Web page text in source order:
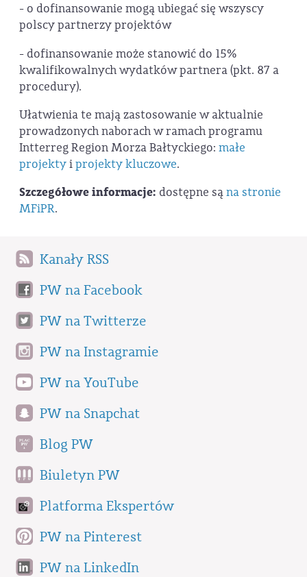
- o dofinansowanie mogą ubiegać się wszyscy
polscy partnerzy projektów
- dofinansowanie może stanowić do 15%
kwalifikowalnych wydatków partnera (pkt. 87 a
procedury).
Ułatwienia te mają zastosowanie w aktualnie
prowadzonych naborach w ramach programu
Intterreg Region Morza Bałtyckiego: małe
projektyiprojekty kluczowe.
Szczegółowe informacje: dostępne sąna stronie
MFiPR.
Kanały RSS
PW na Facebook
PW na Twitterze
PW na Instagramie
PW na YouTube
PW na Snapchat
Blog PW
Biuletyn PW
Platforma Ekspertów
PW na Pinterest
PW na LinkedIn